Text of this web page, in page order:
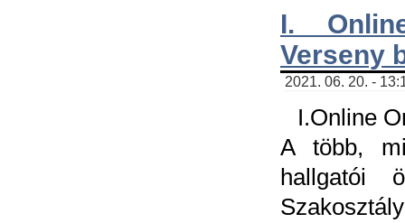
I.
Verseny
2021. 06. 20. -
I.Online
A több,
hallgatói